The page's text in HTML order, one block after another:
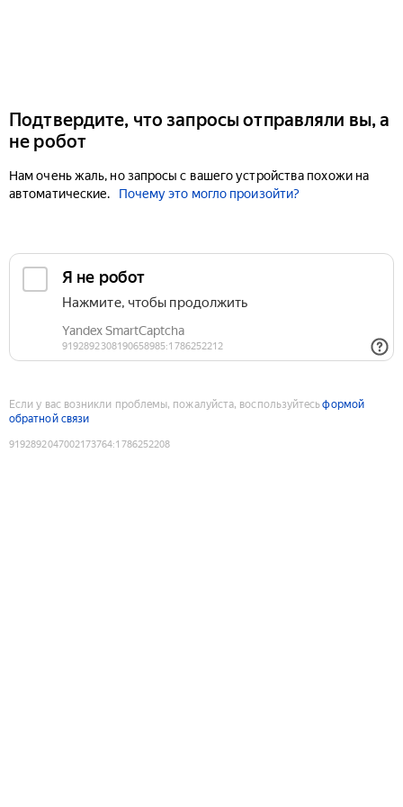
Подтвердите, что запросы отправляли вы, а
не робот
Нам очень жаль, но запросы с вашего устройства похожи на
автоматические.
Почему это могло произойти?
Если у вас возникли проблемы, пожалуйста, воспользуйтесьформой
обратной связи
9192892047002173764:1786252208